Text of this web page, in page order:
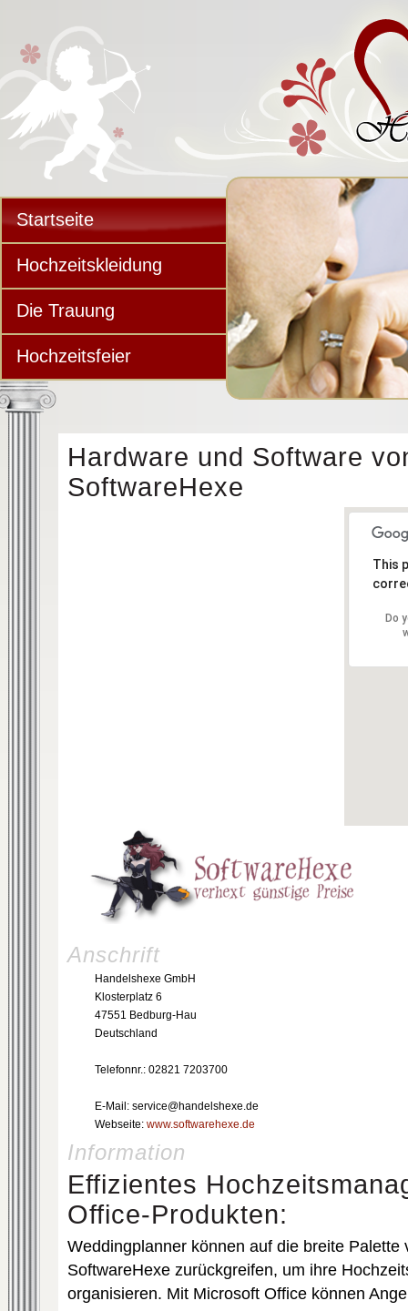
Startseite
Hochzeitskleidung
Die Trauung
Hochzeitsfeier
Hardware und Software
SoftwareHexe
This
Do
Anschrift
Handelshexe GmbH
Klosterplatz 6
47551 Bedburg-Hau
Deutschland
Telefonnr.: 02821 7203700
E-Mail: service@handelshexe.de
Webseite: www.softwarehexe.de
Information
Effizientes
Office-Produkten:
Weddingplanner können auf die breite Palette
SoftwareHexe zurückgreifen, um ihre
organisieren. Mit Microsoft Office können